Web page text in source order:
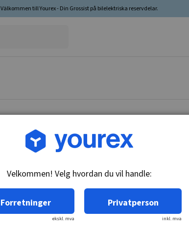
Välkommen till Yourex - Din Grossist på bilelektriska reservdelar.
Varenr.: 1850170
Velkommen! Velg hvordan du vil handle:
Forretninger
ekskl. mva
Privatperson
inkl. mva